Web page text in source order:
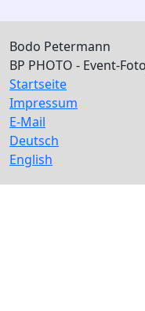
Bodo Petermann
BP PHOTO - Event-
Startseite
Impressum
E-Mail
Deutsch
English